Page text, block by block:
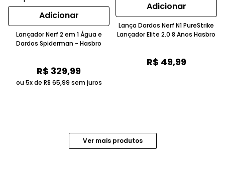
Adicionar
Lançador Nerf 2 em 1 Água e
Dardos Spiderman - Hasbro
R$ 329,99
ou 5x de R$ 65,99 sem juros
Adicionar
Lança Dardos Nerf N1 PureStrike
Lançador Elite 2.0 8 Anos Hasbro
R$ 49,99